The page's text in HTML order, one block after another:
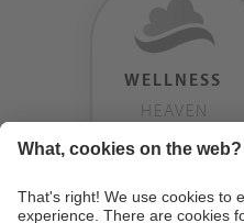
WELLNESS
HEAVEN
TESTERGEBNIS: